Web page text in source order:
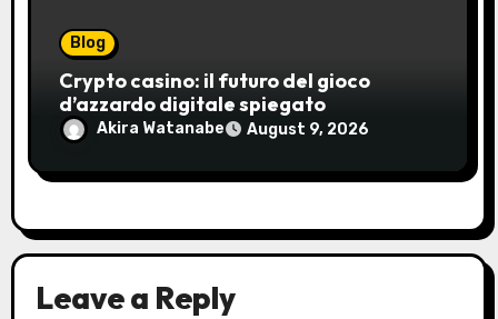
Blog
Crypto casino: il futuro del gioco
d’azzardo digitale spiegato
Akira Watanabe August 9, 2026
Leave a Reply